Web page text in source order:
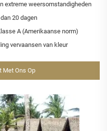
extreme weersomstandigheden
20 dagen
A (Amerikaanse norm)
vervaansen van kleur
Met Ons Op